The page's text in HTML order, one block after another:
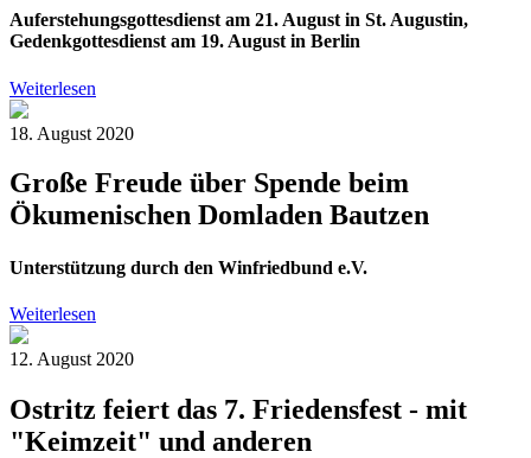
Auferstehungsgottesdienst am 21. August in St. Augustin,
Gedenkgottesdienst am 19. August in Berlin
Weiterlesen
18. August 2020
Große Freude über Spende beim
Ökumenischen Domladen Bautzen
Unterstützung durch den Winfriedbund e.V.
Weiterlesen
12. August 2020
Ostritz feiert das 7. Friedensfest - mit
"Keimzeit" und anderen